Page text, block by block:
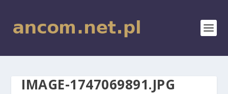
IMAGE-1747069891.JPG